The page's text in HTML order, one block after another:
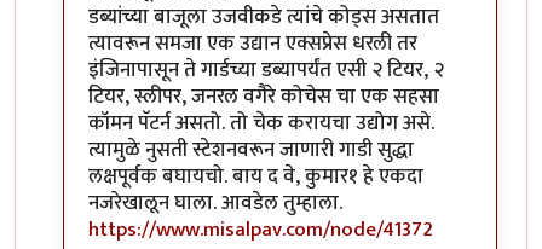
डब्यांच्या बाजूला उजवीकडे त्यांचे कोड्स असतात
त्यावरून समजा एक उद्यान एक्सप्रेस धरली तर
इंजिनापासून ते गार्डच्या डब्यापर्यंत एसी २ टियर, २
टियर, स्लीपर, जनरल वगैरे कोचेस चा एक सहसा
कॉमन पॅटर्न असतो. तो चेक करायचा उद्योग असे.
त्यामुळे नुसती स्टेशनवरून जाणारी गाडी सुद्धा
लक्षपूर्वक बघायचो. बाय द वे, कुमार१ हे एकदा
नजरेखालून घाला. आवडेल तुम्हाला.
https://www.misalpav.com/node/41372